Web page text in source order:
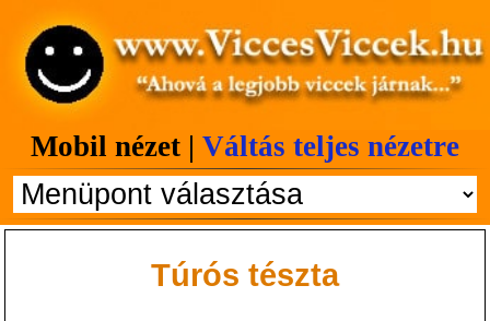
Mobil nézet | Váltás teljes nézetre
Túrós tészta